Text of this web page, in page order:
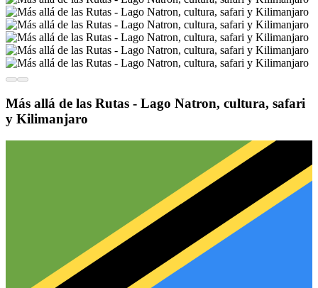
Más allá de las Rutas - Lago Natron, cultura, safari
y Kilimanjaro